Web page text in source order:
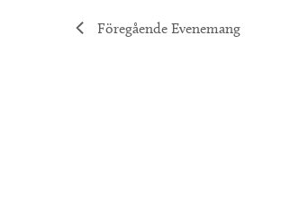
Föregående Evenemang